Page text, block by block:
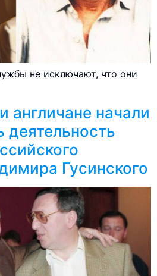
не исключают, что они
англичане начали
деятельность
Гусинского